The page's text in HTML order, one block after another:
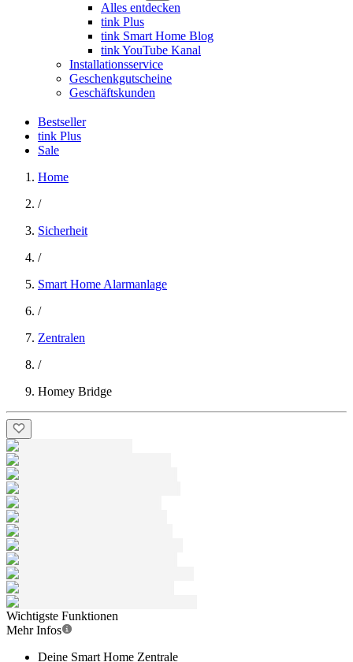
Alles entdecken
tink Plus
tink Smart Home Blog
tink YouTube Kanal
Installationsservice
Geschenkgutscheine
Geschäftskunden
Bestseller
tink Plus
Sale
Home
/
Sicherheit
/
Smart Home Alarmanlage
/
Zentralen
/
Homey Bridge
Wichtigste Funktionen
Mehr Infos
Deine Smart Home Zentrale